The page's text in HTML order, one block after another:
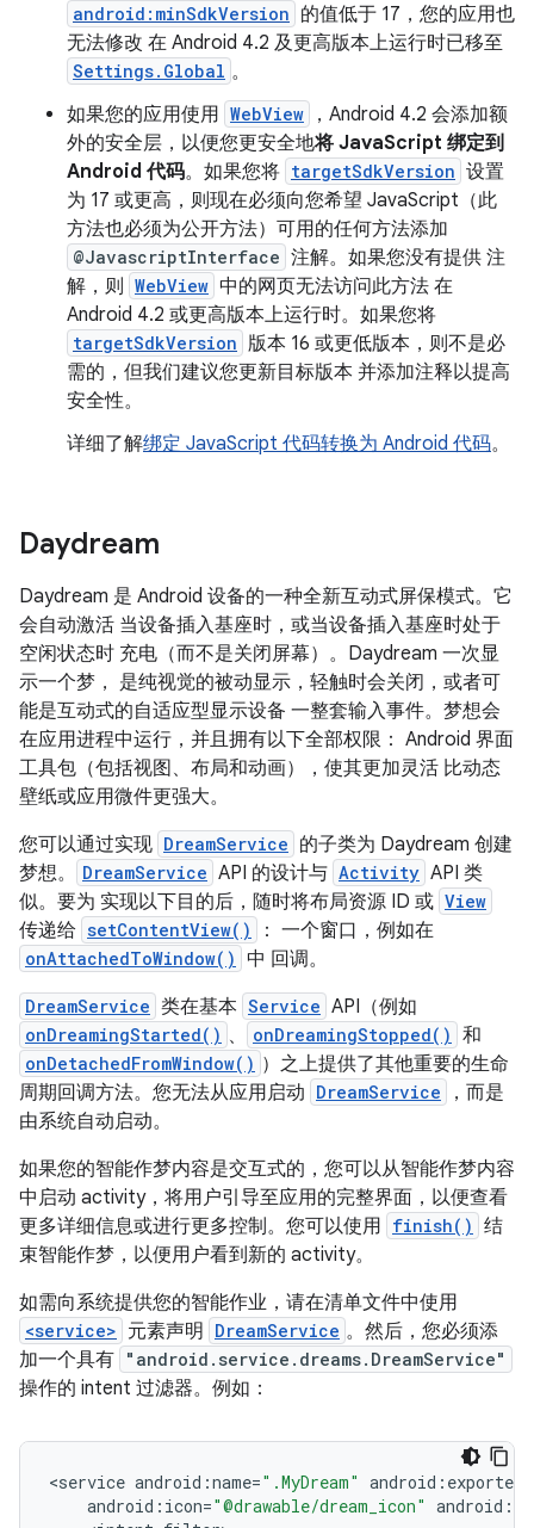
android:minSdkVersion 的值低于 17，您的应用也
无法修改 在 Android 4.2 及更高版本上运行时已移至
Settings.Global 。
如果您的应用使用 WebView
，Android 4.2 会添加额
外的安全层，以便您更安全地将 JavaScript 绑定到
Android 代码。如果您将 targetSdkVersion 设置
为 17 或更高，则现在必须向您希望 JavaScript（此
方法也必须为公开方法）可用的任何方法添加
@JavascriptInterface 注解。如果您没有提供 注
解，则 WebView 中的网页无法访问此方法 在
Android 4.2 或更高版本上运行时。如果您将
targetSdkVersion 版本 16 或更低版本，则不是必
需的，但我们建议您更新目标版本 并添加注释以提高
安全性。
详细了解绑定 JavaScript 代码转换为 Android 代码。
Daydream
Daydream 是 Android 设备的一种全新互动式屏保模式。它
会自动激活 当设备插入基座时，或当设备插入基座时处于
空闲状态时 充电（而不是关闭屏幕）。Daydream 一次显
示一个梦， 是纯视觉的被动显示，轻触时会关闭，或者可
能是互动式的自适应型显示设备 一整套输入事件。梦想会
在应用进程中运行，并且拥有以下全部权限： Android 界面
工具包（包括视图、布局和动画），使其更加灵活 比动态
壁纸或应用微件更强大。
您可以通过实现 DreamService 的子类为 Daydream 创建
梦想。
DreamService API 的设计与 Activity API 类
似。要为 实现以下目的后，随时将布局资源 ID 或 View
传递给 setContentView() ： 一个窗口，例如在
onAttachedToWindow() 中 回调。
DreamService 类在基本 Service API（例如
onDreamingStarted() 、 onDreamingStopped() 和
onDetachedFromWindow() ）之上提供了其他重要的生命
周期回调方法。您无法从应用启动 DreamService
，而是
由系统自动启动。
如果您的智能作梦内容是交互式的，您可以从智能作梦内容
中启动 activity，将用户引导至应用的完整界面，以便查看
更多详细信息或进行更多控制。您可以使用 finish() 结
束智能作梦，以便用户看到新的 activity。
如需向系统提供您的智能作业，请在清单文件中使用
<service> 元素声明 DreamService 。然后，您必须添
加一个具有 "android.service.dreams.DreamService"
操作的 intent 过滤器。例如：
<service android :name=".MyDream" android : exported
android : icon="@drawable/dream_icon" android :